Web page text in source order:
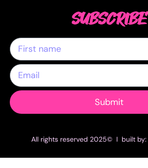
SUBSCRIBE
Submit
All rights reserved 2025© I built by: